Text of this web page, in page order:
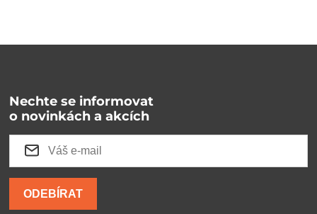
Nechte se informovat
o novinkách a akcích
ODEBÍRAT